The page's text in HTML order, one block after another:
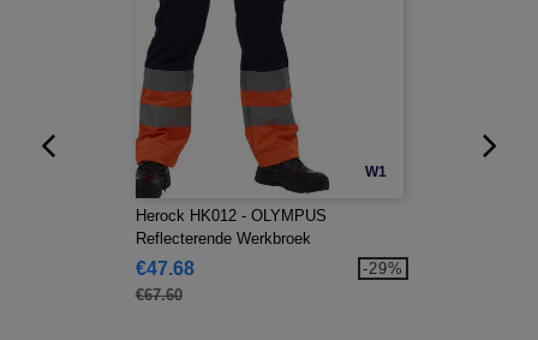
W1
Herock HK012 - OLYMPUS
Reflecterende Werkbroek
€47.68
€67.60
-29%